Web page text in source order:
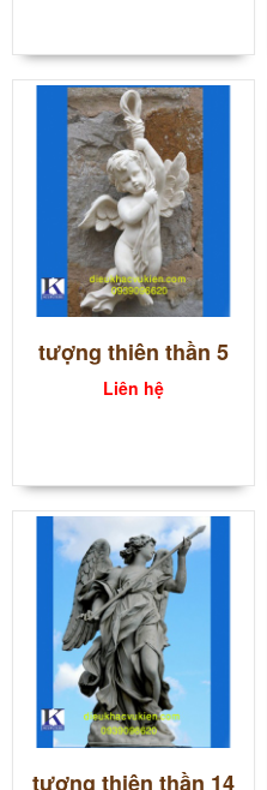
tượng thiên thần 5
Liên hệ
tượng thiên thần 14